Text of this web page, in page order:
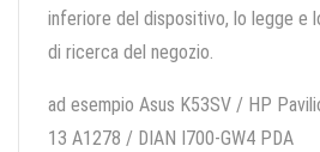
inferiore del dispositivo, lo legge e
di ricerca del negozio.
ad esempio Asus K53SV / HP
13 A1278 / DIAN I700-GW4 PDA